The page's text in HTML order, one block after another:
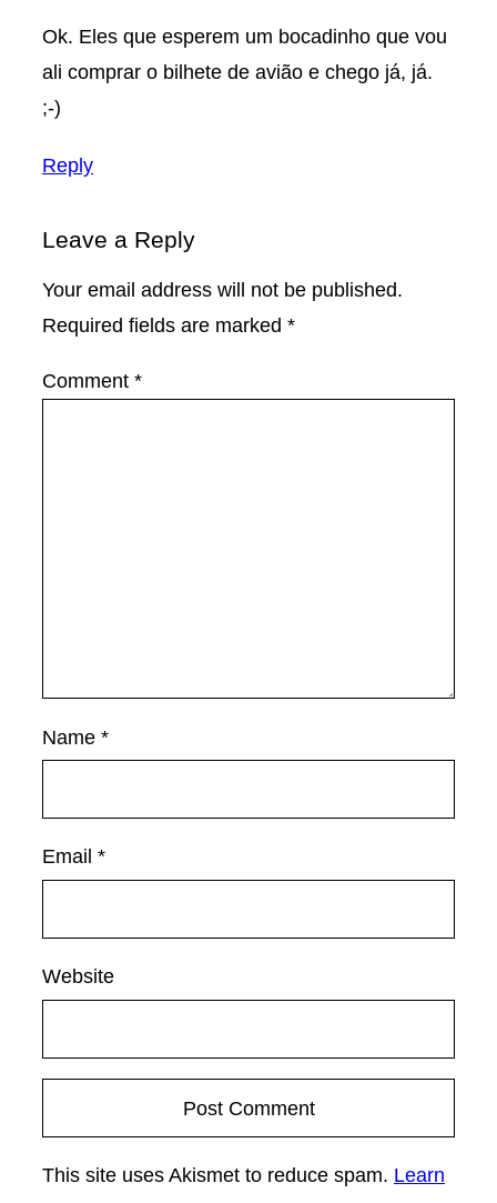
Ok. Eles que esperem um bocadinho que vou
ali comprar o bilhete de avião e chego já, já.
;-)
Reply
Leave a Reply
Your email address will not be published.
Required fields are marked *
Comment *
Name *
Email *
Website
This site uses Akismet to reduce spam. Learn